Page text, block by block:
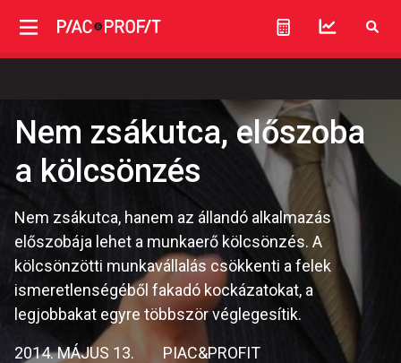
Nem zsákutca, előszoba
a kölcsönzés
Nem zsákutca, hanem az állandó alkalmazás
előszobája lehet a munkaerő kölcsönzés. A
kölcsönzötti munkavállalás csökkenti a felek
ismeretlenségéből fakadó kockázatokat, a
legjobbakat egyre többször véglegesítik.
2014. MÁJUS 13. PIAC&PROFIT